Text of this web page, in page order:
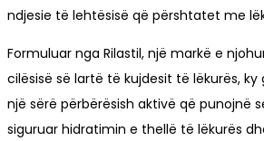
ndjesie të lehtësisë që përshtatet me
Formuluar nga Rilastil, një markë e
cilësisë së lartë të kujdesit të lëkurës,
një sërë përbërësish aktivë që punojnë
siguruar hidratimin e thellë të lëkurës